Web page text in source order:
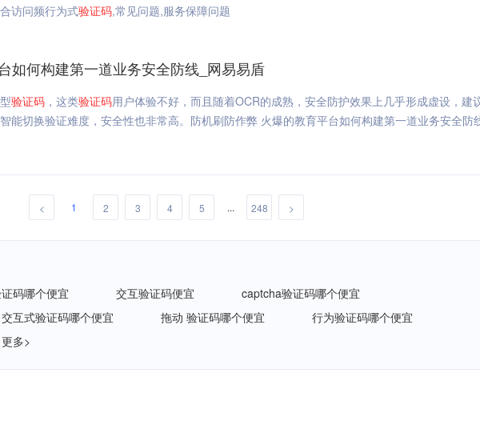
访问频行为式验证码,常见问题,服务保障问题
如何构建第一道业务安全防线_网易易盾
验证码 ，这类验证码用户体验不好，而且随着OCR的成熟，安全防护效果上几乎形成虚设，建
能切换验证难度，安全性也非常高。防机刷防作弊 火爆的教育平台如何构建第一道业务安全防
< 1 2 3 4 5 ... 248 >
码哪个便宜 交互验证码便宜
captcha验证码哪个便宜
交互式验证码哪个便宜 拖动 验证码哪个便宜
行为验证码哪个便宜
更多>